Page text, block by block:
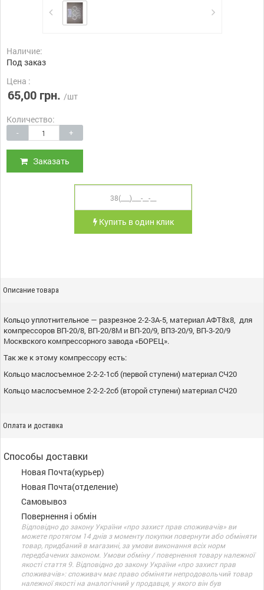
Наличие:
Под заказ
Цена :
65,00 грн. /шт
Количество:
- +
Заказать
Купить в один клик
Описание товара
Кольцо уплотнительное — разрезное 2-2-3А-5, материал АФТ8х8, для
компрессоров ВП-20/8, ВП-20/8М и ВП-20/9, ВП3-20/9, ВП-3-20/9
Москвского компрессорного завода «БОРЕЦ».
Так же к этому компрессору есть:
Кольцо маслосъемное 2-2-2-1сб (первой ступени) материал СЧ20
Кольцо маслосъемное 2-2-2-2сб (второй ступени) материал СЧ20
Оплата и доставка
Способы доставки
Новая Почта(курьер)
Новая Почта(отделение)
Самовывоз
Повернення і обмін
Відповідно до закону України «про захист прав споживачів» ви
можете протягом 14 днів з моменту покупки повернути або обміняти
товар, придбаний в магазині, за умови виконання всіх норм
передбачених законом. Умови обміну / повернення товару належної
якості стаття 9. Відповідно до закону України «про захист прав
споживачів»: споживач має право обміняти непродовольчий товар
належної якості на аналогічний у продавця, у якого він був